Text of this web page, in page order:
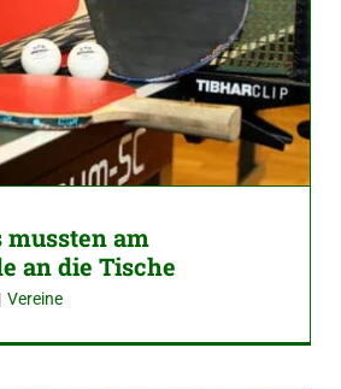
mussten am
an die Tische
| Vereine